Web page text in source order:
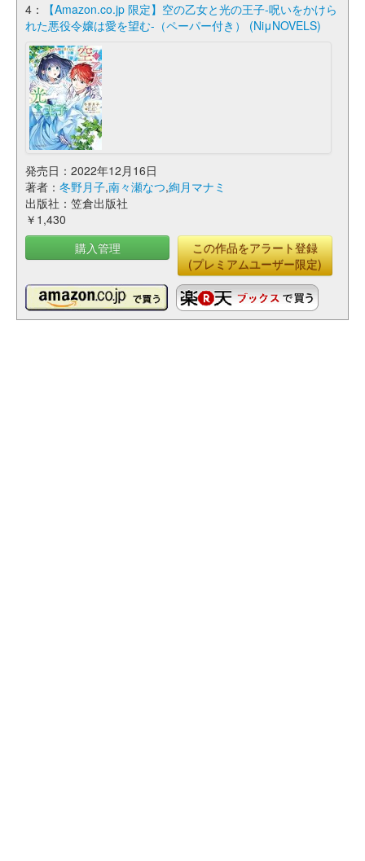
4：
【Amazon.co.jp 限定】空の乙女と光の王子-呪いをかけら
れた悪役令嬢は愛を望む-（ペーパー付き） (NiμNOVELS)
発売日：2022年12月16日
著者： 冬野月子,南々瀬なつ,絢月マナミ
出版社：笠倉出版社
￥1,430
購入管理
この作品をアラート登録
(プレミアムユーザー限定)